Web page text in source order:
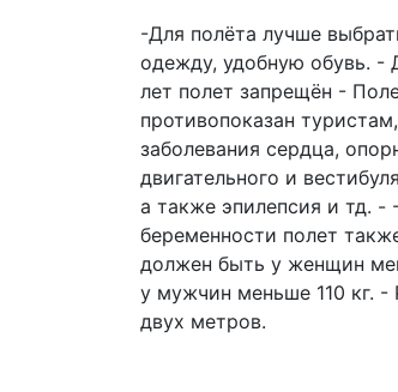
-Для полёта лучше
одежду, удобную обувь. -
лет полет запрещён -
противопоказан
заболевания сердца,
двигательного и
а также эпилепсия и тд. -
беременности полет
должен быть у женщин
у мужчин меньше 110 кг. -
двух метров.